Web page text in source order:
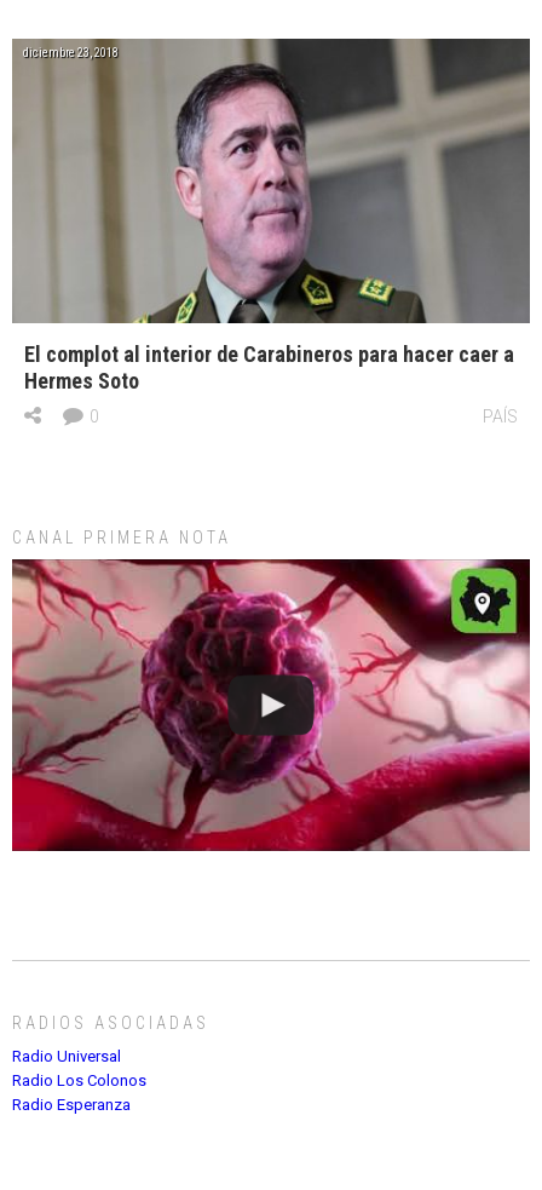
diciembre 23, 2018
El complot al interior de Carabineros para hacer caer a
Hermes Soto
PAÍS
0
CANAL PRIMERA NOTA
RADIOS ASOCIADAS
Radio Universal
Radio Los Colonos
Radio Esperanza